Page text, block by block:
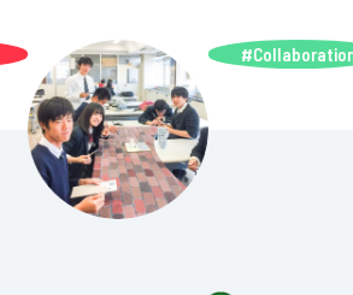
#Collaboration